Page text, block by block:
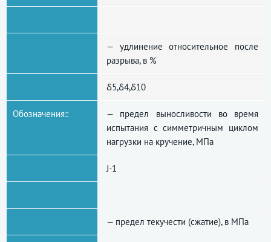
— удлинение относительное после
разрыва, в %
δ5,δ4,δ10
Обозначения::
— предел выносливости во время
испытания с симметричным циклом
нагрузки на кручение, МПа
J-1
— предел текучести (сжатие), в МПа